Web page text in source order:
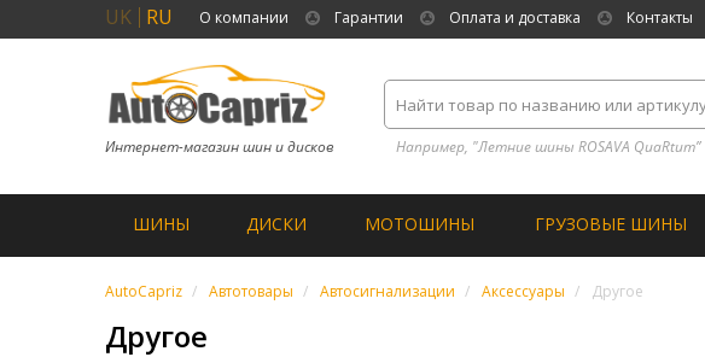
UK RU О компании Гарантии Оплата и доставка Контакты
Интернет-магазин шин и дисков Например, "Летние шины ROSAVA QuaRtum”
ШИНЫ ДИСКИ МОТОШИНЫ ГРУЗОВЫЕ ШИНЫ
AutoCapriz Автотовары Автосигнализации Аксессуары Другое
Другое